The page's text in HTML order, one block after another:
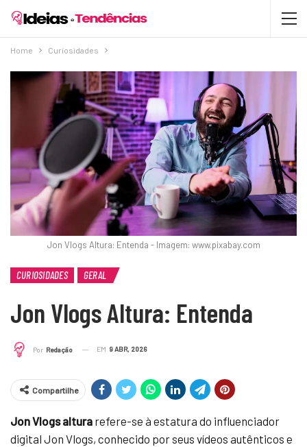
Home Curiosidades
Jon Vlogs Altura: Entenda - Imagem: www.pixabay.com
CURIOSIDADES GERAL
Jon Vlogs Altura: Entenda
Por Redação EM 9 ABR, 2026
Compartilhe
Jon Vlogs altura refere-se à estatura do influenciador
digital Jon Vlogs, conhecido por seus vídeos autênticos e